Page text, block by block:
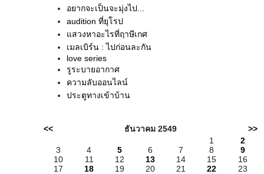
อยากจะเป็นจะมุ่งไป...
audition ที่ยุโรป
แสวงหาอะไรที่ฤาษีเกศ
เมลเบิร์น : ไปก่อนละกัน
love series
รูระบายอากาศ
ความลับออนไลน์
ประตูทางเข้าบ้าน
<< ธันวาคม 2549
>>
1
2
3
4 5 6 7 8
9
10
11 12 13 14 15
16
17
18 19 20 21 22
23